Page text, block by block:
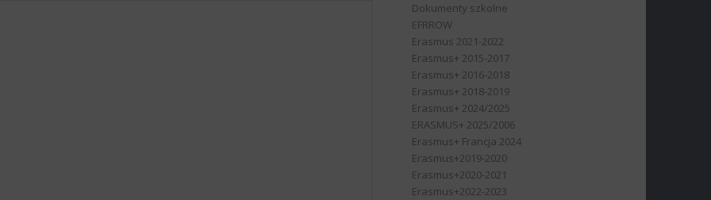
Dokumenty szkolne
EFRROW
Erasmus 2021-2022
Erasmus+ 2015-2017
Erasmus+ 2016-2018
Erasmus+ 2018-2019
Erasmus+ 2024/2025
ERASMUS+ 2025/2006
Erasmus+ Francja 2024
Erasmus+2019-2020
Erasmus+2020-2021
Erasmus+2022-2023